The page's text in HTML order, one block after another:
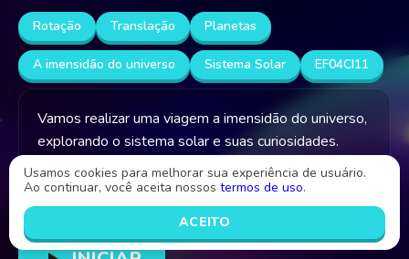
Rotação Translação Planetas
A imensidão do universo Sistema Solar EF04CI11
Vamos realizar uma viagem a imensidão do universo,
explorando o sistema solar e suas curiosidades.
Criado por
Usamos cookies para melhorar sua experiência de usuário.
Ao continuar, você aceita nossos termos de uso.
ACEITO